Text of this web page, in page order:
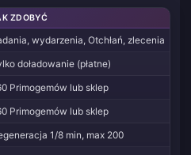
ZDOBYĆ
wydarzenia, Otchłań, zlecenia
doładowanie (płatne)
Primogemów lub sklep
Primogemów lub sklep
1/8 min, max 200